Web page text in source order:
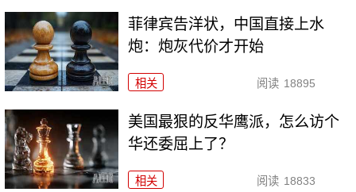
菲律宾告洋状，中国直接上水
炮：炮灰代价才开始
相关 阅读 18895
美国最狠的反华鹰派，怎么访个
华还委屈上了？
相关 阅读 18833